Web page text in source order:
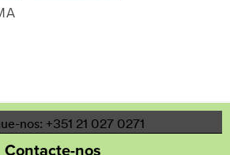
nos: +351 21 027 0271
Contacte-nos